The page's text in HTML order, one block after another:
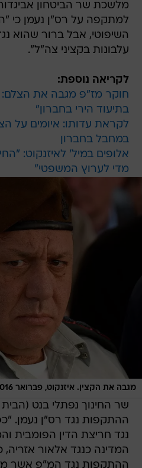
מלשכת שר הביטחון
למתקפה על רס"ן נעמן כי
השיפוטי, אבל ברור שהוא
עלבונות בקציני צה"ל".
לקריאה נוספת:
חוקר מז"פ מגבה את הצלם:
בתיעוד הירי בחברון"
לקראת עדותו: איומים על
במחבל בחברון
אלופים במיל' לאיזנקוט:
מדי לערוץ המשפטי"
מגבה את הקצין. איזנקוט, פברואר 2016
שר החינוך נפתלי בנט
ההתקפות נגד רס"ן נעמן.
נגד חריצת הדין הפומבית
המדינה כנגד אלאור אזריה,
ההתקפות נגד המ"פ אשר